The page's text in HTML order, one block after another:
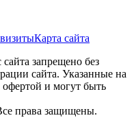
Карта сайта
запрещено без
сайта. Указанные на
и могут быть
права защищены.